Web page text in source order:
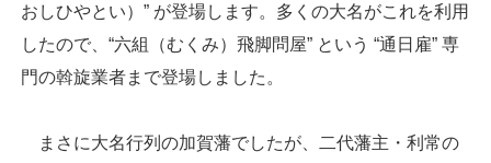
おしひやとい）” が登場します。多くの大名がこれを利用
したので、“六組（むくみ）飛脚問屋” という “通日雇” 専
門の斡旋業者まで登場しました。
まさに大名行列の加賀藩でしたが、二代藩主・利常の